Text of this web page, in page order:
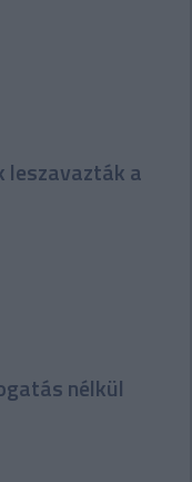
leszavazták a
nélkül